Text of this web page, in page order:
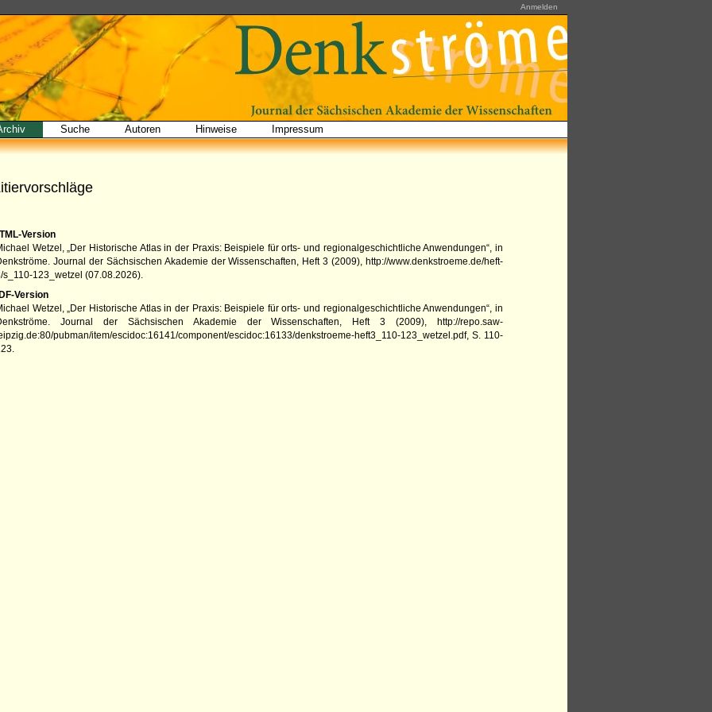
Anmelden
Suche Autoren Hinweise Impressum
Version
Wetzel, „Der Historische Atlas in der Praxis: Beispiele für orts- und regionalgeschichtliche Anwendungen“, in
Journal der Sächsischen Akademie der Wissenschaften
Heft 3 (2009), http://www.denkstroeme.de/heft-
s_110-123_wetzel (07.08.2026).
Version
Wetzel, „Der Historische Atlas in der Praxis: Beispiele für orts- und regionalgeschichtliche Anwendungen“, in
Journal der Sächsischen Akademie der Wissenschaften
Heft 3 (2009), http://repo.saw-
pubman/item/escidoc:16141/component/escidoc:16133/denkstroeme-heft3_110-123_wetzel.pdf, S.
110-